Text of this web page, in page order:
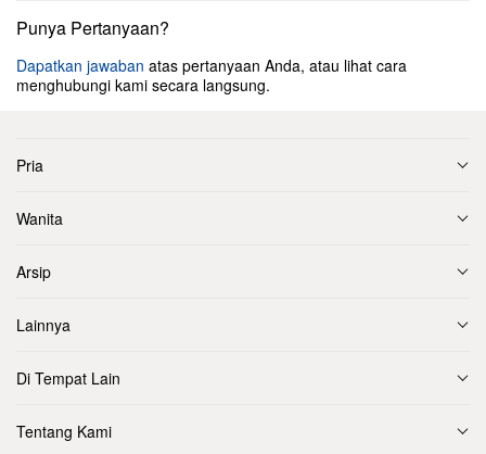
Punya Pertanyaan?
Dapatkan jawaban atas pertanyaan Anda, atau lihat cara
menghubungi kami secara langsung.
Pria
Wanita
Arsip
Lainnya
Di Tempat Lain
Tentang Kami